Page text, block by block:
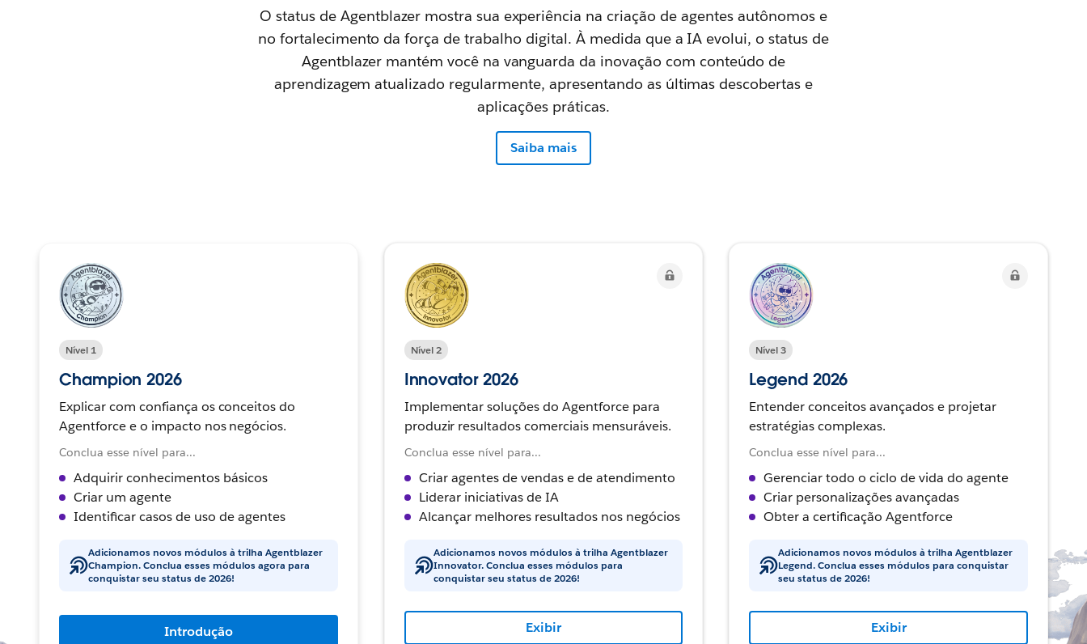
O status de Agentblazer mostra sua experiência na criação de agentes autônomos e
no fortalecimento da força de trabalho digital. À medida que a IA evolui, o status de
Agentblazer mantém você na vanguarda da inovação com conteúdo de
aprendizagem atualizado regularmente, apresentando as últimas descobertas e
aplicações práticas.
Saiba mais
Nível 1
Champion 2026
Explicar com confiança os conceitos do
Agentforce e o impacto nos negócios.
Conclua esse nível para...
Adquirir conhecimentos básicos
Criar um agente
Identificar casos de uso de agentes
Adicionamos novos módulos à trilha Agentblazer
Champion. Conclua esses módulos agora para
conquistar seu status de 2026!
Introdução
Nível 2
Innovator 2026
Implementar soluções do Agentforce para
produzir resultados comerciais mensuráveis.
Conclua esse nível para...
Criar agentes de vendas e de atendimento
Liderar iniciativas de IA
Alcançar melhores resultados nos negócios
Adicionamos novos módulos à trilha Agentblazer
Innovator. Conclua esses módulos para
conquistar seu status de 2026!
Exibir
Nível 3
Legend 2026
Entender conceitos avançados e projetar
estratégias complexas.
Conclua esse nível para...
Gerenciar todo o ciclo de vida do agente
Criar personalizações avançadas
Obter a certificação Agentforce
Adicionamos novos módulos à trilha Agentblazer
Legend. Conclua esses módulos para conquistar
seu status de 2026!
Exibir